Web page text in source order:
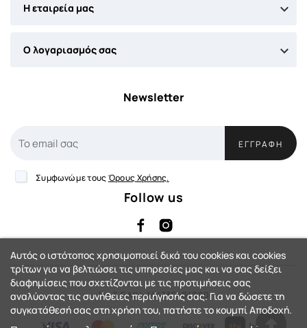
Η εταιρεία μας 
Ο λογαριασμός σας 
Newsletter
ΕΓΓΡΑΦΉ
Συμφωνώ με τους Όρους Χρήσης.
Follow us
Αρ. Γ.Ε.ΜΗ: 144735401000
Αυτός ο ιστότοπος χρησιμοποιεί δικά του cookies και cookies
τρίτων για να βελτιώσει τις υπηρεσίες μας και να σας δείξει
διαφημίσεις που σχετίζονται με τις προτιμήσεις σας
αναλύοντας τις συνήθειες περιήγησής σας. Για να δώσετε τη
συγκατάθεσή σας στη χρήση του, πατήστε το κουμπί Αποδοχή.